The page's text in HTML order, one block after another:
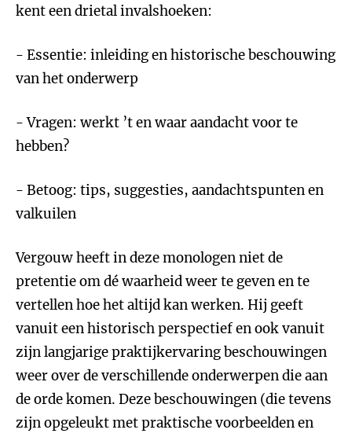
kent een drietal invalshoeken:
- Essentie: inleiding en historische beschouwing
van het onderwerp
- Vragen: werkt ’t en waar aandacht voor te
hebben?
- Betoog: tips, suggesties, aandachtspunten en
valkuilen
Vergouw heeft in deze monologen niet de
pretentie om dé waarheid weer te geven en te
vertellen hoe het altijd kan werken. Hij geeft
vanuit een historisch perspectief en ook vanuit
zijn langjarige praktijkervaring beschouwingen
weer over de verschillende onderwerpen die aan
de orde komen. Deze beschouwingen (die tevens
zijn opgeleukt met praktische voorbeelden en